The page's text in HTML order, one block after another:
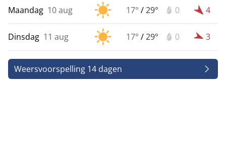
Maandag 10 aug 17° /29° 0 4
Dinsdag 11 aug 17° /29° 0 3
Weersvoorspelling 14 dagen